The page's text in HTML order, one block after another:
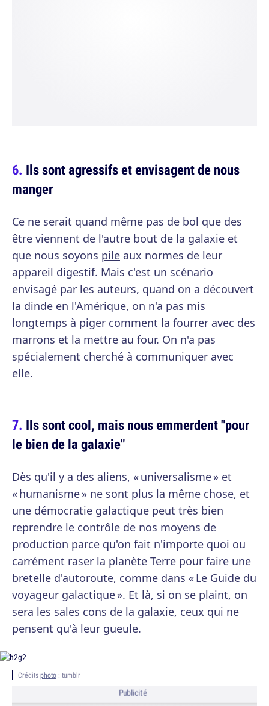
Ils sont agressifs et envisagent de nous
manger
Ce ne serait quand même pas de bol que des
être viennent de l'autre bout de la galaxie et
que nous soyons pile aux normes de leur
appareil digestif. Mais c'est un scénario
envisagé par les auteurs, quand on a découvert
la dinde en l'Amérique, on n'a pas mis
longtemps à piger comment la fourrer avec des
marrons et la mettre au four. On n'a pas
spécialement cherché à communiquer avec
elle.
Ils sont cool, mais nous emmerdent "pour
le bien de la galaxie"
Dès qu'il y a des aliens, « universalisme » et
« humanisme » ne sont plus la même chose, et
une démocratie galactique peut très bien
reprendre le contrôle de nos moyens de
production parce qu'on fait n'importe quoi ou
carrément raser la planète Terre pour faire une
bretelle d'autoroute, comme dans « Le Guide du
voyageur galactique ». Et là, si on se plaint, on
sera les sales cons de la galaxie, ceux qui ne
pensent qu'à leur gueule.
Crédits photo : tumblr
Publicité